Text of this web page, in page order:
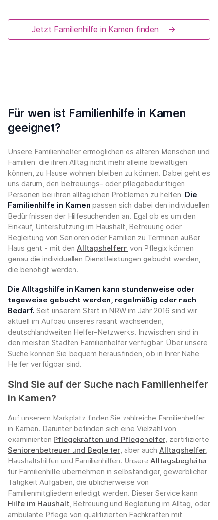
Jetzt Familienhilfe in Kamen finden →
Für wen ist Familienhilfe in Kamen
geeignet?
Unsere Familienhelfer ermöglichen es älteren Menschen und
Familien, die ihren Alltag nicht mehr alleine bewältigen
können, zu Hause wohnen bleiben zu können. Dabei geht es
uns darum, den betreuungs- oder pflegebedürftigen
Personen bei ihren alltäglichen Problemen zu helfen. Die
Familienhilfe in Kamen passen sich dabei den individuellen
Bedürfnissen der Hilfesuchenden an. Egal ob es um den
Einkauf, Unterstützung im Haushalt, Betreuung oder
Begleitung von Senioren oder Familien zu Terminen außer
Haus geht - mit den Alltagshelfern von Pflegix können
genau die individuellen Dienstleistungen gebucht werden,
die benötigt werden.
Die Alltagshilfe in Kamen kann stundenweise oder
tageweise gebucht werden, regelmäßig oder nach
Bedarf. Seit unserem Start in NRW im Jahr 2016 sind wir
aktuell im Aufbau unseres rasant wachsenden,
deutschlandweiten Helfer-Netzwerks. Inzwischen sind in
den meisten Städten Familienhelfer verfügbar. Über unsere
Suche können Sie bequem herausfinden, ob in Ihrer Nähe
Helfer verfügbar sind.
Sind Sie auf der Suche nach Familienhelfer
in Kamen?
Auf unserem Markplatz finden Sie zahlreiche Familienhelfer
in Kamen. Darunter befinden sich eine Vielzahl von
examinierten Pflegekräften und Pflegehelfer, zertifizierte
Seniorenbetreuer und Begleiter, aber auch Alltagshelfer,
Haushaltshilfen und Familienhilfen. Unsere Alltagsbegleiter
für Familienhilfe übernehmen in selbständiger, gewerblicher
Tätigkeit Aufgaben, die üblicherweise von
Familienmitgliedern erledigt werden. Dieser Service kann
Hilfe im Haushalt, Betreuung und Begleitung im Alltag, oder
ambulante Pflege von qualifizierten Fachkräften mit